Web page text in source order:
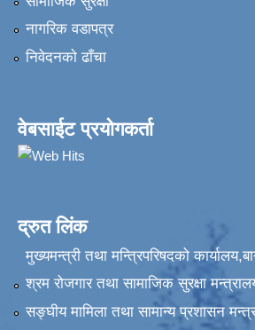
नागरिक वडापत्र
निवेदनकाे ढाँचा
वेबसाईट प्रयोगकर्ता
द्रुत लिंक
मुख्यमन्त्री तथा मन्त्रिपरिषदको
श्रम रोजगार तथा सामाजिक सुरक्षा
सङ्‍घीय मामिला तथा सामान्य प्रशासन